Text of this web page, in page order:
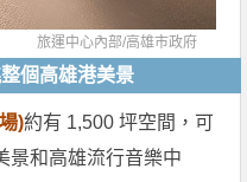
旅運中心內部/高雄市政府
個高雄港美景
)約有 1,500 坪空間，可
景和高雄流行音樂中